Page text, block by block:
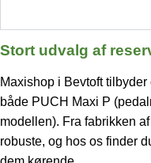
Stort udvalg af
Maxishop i Bevtoft tilbyder
både PUCH Maxi P
modellen). Fra fabrikken
robuste, og hos os finder